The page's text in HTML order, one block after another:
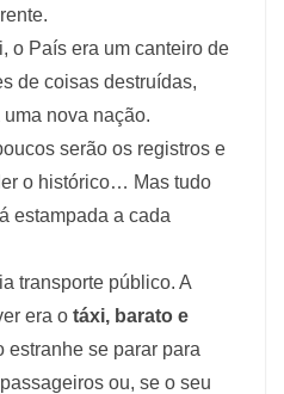
o País era um canteiro de
de coisas destruídas,
nova nação.
serão os registros e
o histórico… Mas tudo
estampada a cada
transporte público. A
era o táxi, barato e
estranhe se parar para
ou, se o seu